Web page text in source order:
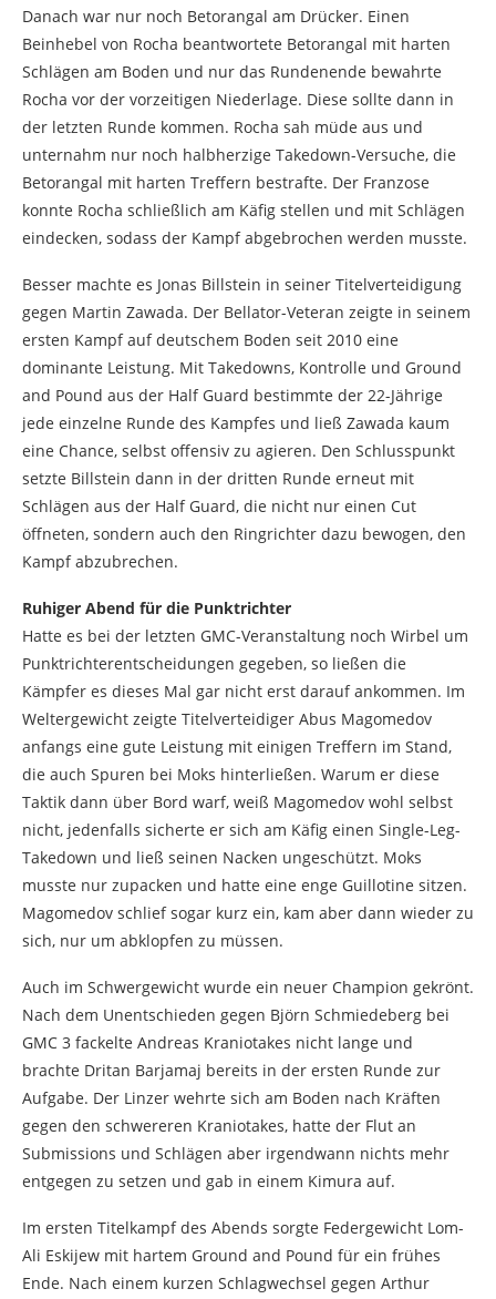
Danach war nur noch Betorangal am Drücker. Einen
Beinhebel von Rocha beantwortete Betorangal mit harten
Schlägen am Boden und nur das Rundenende bewahrte
Rocha vor der vorzeitigen Niederlage. Diese sollte dann in
der letzten Runde kommen. Rocha sah müde aus und
unternahm nur noch halbherzige Takedown-Versuche, die
Betorangal mit harten Treffern bestrafte. Der Franzose
konnte Rocha schließlich am Käfig stellen und mit Schlägen
eindecken, sodass der Kampf abgebrochen werden musste.
Besser machte es Jonas Billstein in seiner Titelverteidigung
gegen Martin Zawada. Der Bellator-Veteran zeigte in seinem
ersten Kampf auf deutschem Boden seit 2010 eine
dominante Leistung. Mit Takedowns, Kontrolle und Ground
and Pound aus der Half Guard bestimmte der 22-Jährige
jede einzelne Runde des Kampfes und ließ Zawada kaum
eine Chance, selbst offensiv zu agieren. Den Schlusspunkt
setzte Billstein dann in der dritten Runde erneut mit
Schlägen aus der Half Guard, die nicht nur einen Cut
öffneten, sondern auch den Ringrichter dazu bewogen, den
Kampf abzubrechen.
Ruhiger Abend für die Punktrichter
Hatte es bei der letzten GMC-Veranstaltung noch Wirbel um
Punktrichterentscheidungen gegeben, so ließen die
Kämpfer es dieses Mal gar nicht erst darauf ankommen. Im
Weltergewicht zeigte Titelverteidiger Abus Magomedov
anfangs eine gute Leistung mit einigen Treffern im Stand,
die auch Spuren bei Moks hinterließen. Warum er diese
Taktik dann über Bord warf, weiß Magomedov wohl selbst
nicht, jedenfalls sicherte er sich am Käfig einen Single-Leg-
Takedown und ließ seinen Nacken ungeschützt. Moks
musste nur zupacken und hatte eine enge Guillotine sitzen.
Magomedov schlief sogar kurz ein, kam aber dann wieder zu
sich, nur um abklopfen zu müssen.
Auch im Schwergewicht wurde ein neuer Champion gekrönt.
Nach dem Unentschieden gegen Björn Schmiedeberg bei
GMC 3 fackelte Andreas Kraniotakes nicht lange und
brachte Dritan Barjamaj bereits in der ersten Runde zur
Aufgabe. Der Linzer wehrte sich am Boden nach Kräften
gegen den schwereren Kraniotakes, hatte der Flut an
Submissions und Schlägen aber irgendwann nichts mehr
entgegen zu setzen und gab in einem Kimura auf.
Im ersten Titelkampf des Abends sorgte Federgewicht Lom-
Ali Eskijew mit hartem Ground and Pound für ein frühes
Ende. Nach einem kurzen Schlagwechsel gegen Arthur